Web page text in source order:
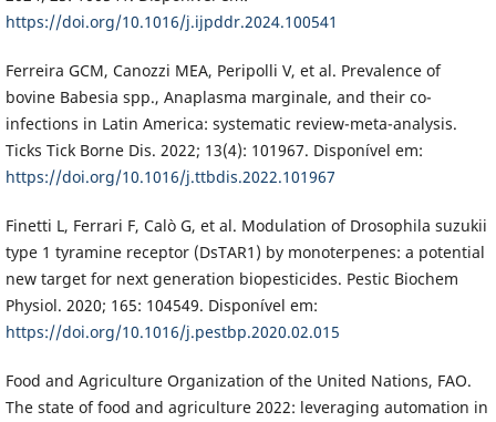
https://doi.org/10.1016/j.ijpddr.2024.100541
Ferreira GCM, Canozzi MEA, Peripolli V, et al. Prevalence of
bovine Babesia spp., Anaplasma marginale, and their co-
infections in Latin America: systematic review-meta-analysis.
Ticks Tick Borne Dis. 2022; 13(4): 101967. Disponível em:
https://doi.org/10.1016/j.ttbdis.2022.101967
Finetti L, Ferrari F, Calò G, et al. Modulation of Drosophila suzukii
type 1 tyramine receptor (DsTAR1) by monoterpenes: a potential
new target for next generation biopesticides. Pestic Biochem
Physiol. 2020; 165: 104549. Disponível em:
https://doi.org/10.1016/j.pestbp.2020.02.015
Food and Agriculture Organization of the United Nations, FAO.
The state of food and agriculture 2022: leveraging automation in